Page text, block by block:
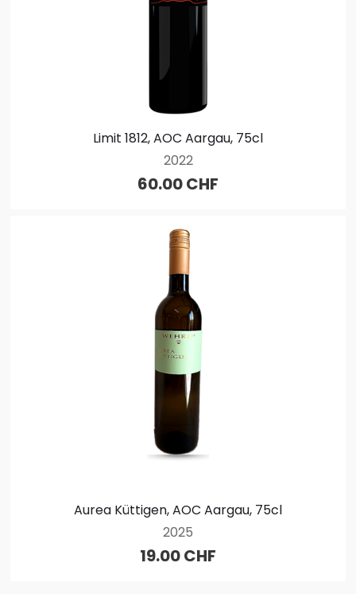
Limit 1812, AOC Aargau, 75cl
2022
60.00 CHF
Aurea Küttigen, AOC Aargau, 75cl
2025
19.00 CHF